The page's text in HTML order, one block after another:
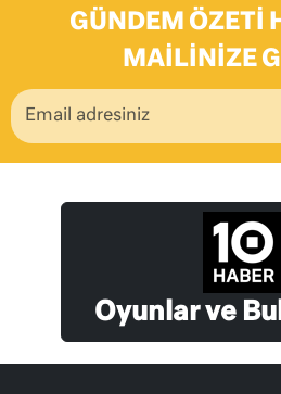
GÜNDEM ÖZETI
MAILINIZE
Oyunlar ve